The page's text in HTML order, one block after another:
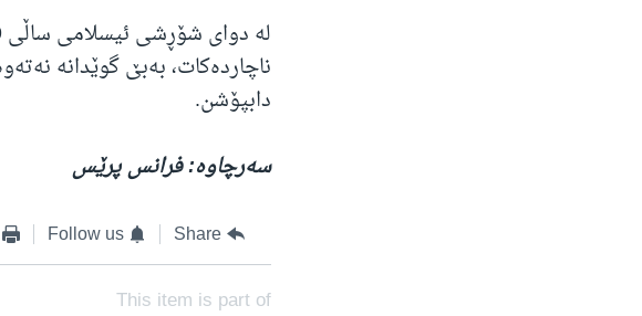
ناچاردەکات، بەبێ گوێدانە
دابپۆشن.
سەرچاوە: فرانس پرێس
Share
Follow us
This item is part of